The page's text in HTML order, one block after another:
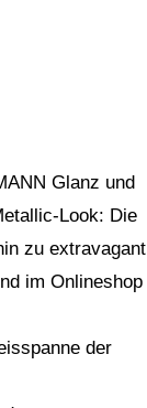
Glanz und
Look: Die
zu extravagant
im Onlineshop
der